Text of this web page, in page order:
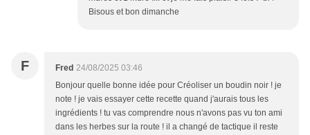
Bisous et bon dimanche
F Fred 24/08/2025 03:46
Bonjour quelle bonne idée pour Créoliser un boudin noir ! je
note ! je vais essayer cette recette quand j'aurais tous les
ingrédients ! tu vas comprendre nous n'avons pas vu ton ami
dans les herbes sur la route ! il a changé de tactique il reste